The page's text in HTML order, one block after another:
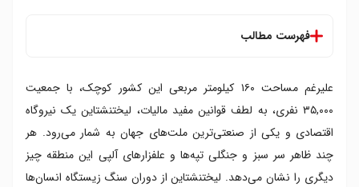
فهرست مطالب
۱. پایتخت لیختنشتاین: فادوتس
۲. موزه هنری لیختنشتاین
۳. قلعه گوتنبرگ
۵. شهرک های نندلن و اشن
علیرغم مساحت ۱۶۰ کیلومتر مربعی این کشور کوچک، با جمعیت
۳۵,۰۰۰ نفری، به لطف قوانین مفید مالیات، لیختنشتاین یک نیروگاه
اقتصادی و یکی از صنعتی‌ترین ملت‌های جهان به شمار می‌رود. هر
چند ظاهر سر سبز و جنگلی تپه‌ها و علفزارهای آلپی این منطقه چیز
دیگری را نشان می‌دهد. لیختنشتاین از دوران سنگ زیستگاه انسان‌ها